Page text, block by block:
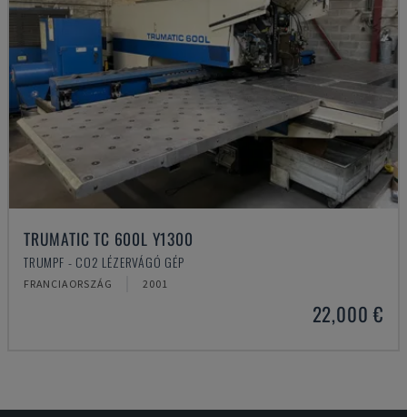
TRUMATIC TC 600L Y1300
TRUMPF - CO2 LÉZERVÁGÓ GÉP
FRANCIAORSZÁG 2001
22,000 €